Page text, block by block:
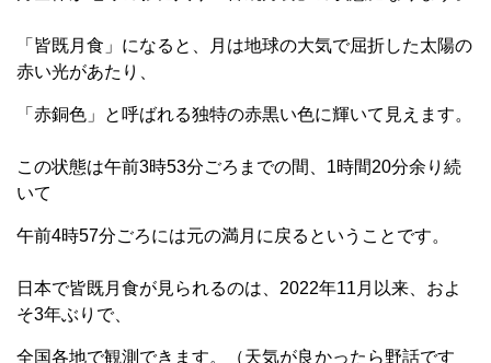
「皆既月食」になると、月は地球の大気で屈折した太陽の
赤い光があたり、
「赤銅色」と呼ばれる独特の赤黒い色に輝いて見えます。
この状態は午前3時53分ごろまでの間、 1時間20分余り続
いて
午前4時57分ごろには元の満月に戻るということです。
日本で皆既月食が見られるのは、 2022年11 月以来、およ
そ3年ぶりで、
全国各地で観測できます。（天気が良かったら野話です